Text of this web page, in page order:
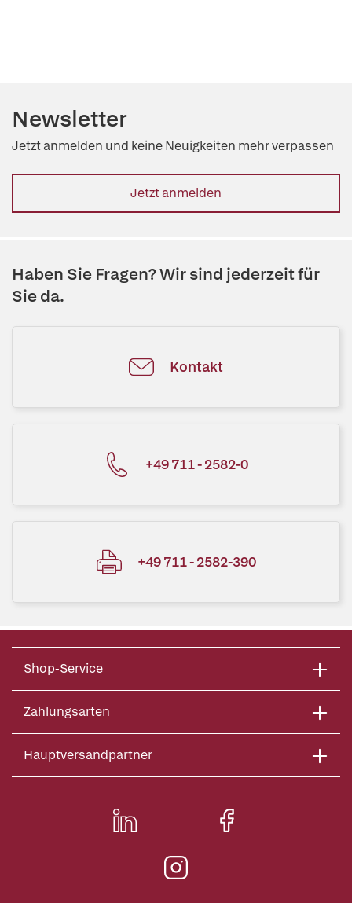
Newsletter
Jetzt anmelden und keine Neuigkeiten mehr verpassen
Jetzt anmelden
Haben Sie Fragen? Wir sind jederzeit für
Sie da.
Kontakt
+49 711 - 2582-0
+49 711 - 2582-390
Shop-Service
Zahlungsarten
Hauptversandpartner